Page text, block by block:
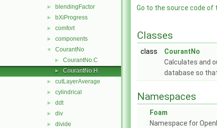
► blendingFactor
► bXiProgress
► comfort
► components
▼ CourantNo
► CourantNo.C
► CourantNo.H
► cutLayerAverage
► cylindrical
► ddt
► div
► divide
Go to the source code of
Classes
class
CourantNo
Calculates and
database so
Namespaces
Foam
Namespace for